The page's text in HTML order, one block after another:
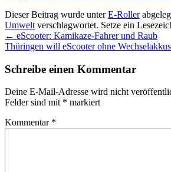
Dieser Beitrag wurde unterE-Roller
Umwelt verschlagwortet. Setze ein
← eScooter: Kamikaze-Fahrer und Raub
Thüringen will eScooter ohne
Schreibe einen Kommentar
Deine E-Mail-Adresse wird nicht
Felder sind mit * markiert
Kommentar *